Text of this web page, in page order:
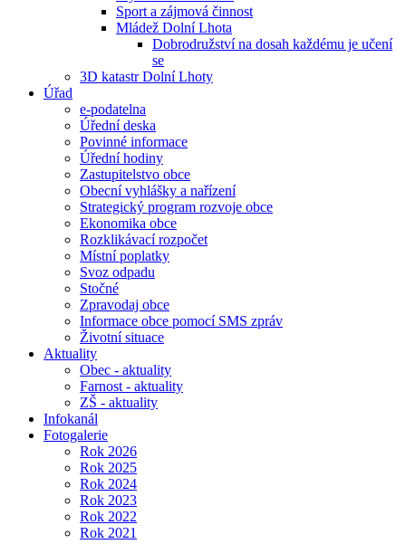
Sport a zájmová činnost
Mládež Dolní Lhota
Dobrodružství na dosah každému je učení
se
3D katastr Dolní Lhoty
Úřad
e-podatelna
Úřední deska
Povinné informace
Úřední hodiny
Zastupitelstvo obce
Obecní vyhlášky a nařízení
Strategický program rozvoje obce
Ekonomika obce
Rozklikávací rozpočet
Místní poplatky
Svoz odpadu
Stočné
Zpravodaj obce
Informace obce pomocí SMS zpráv
Životní situace
Aktuality
Obec - aktuality
Farnost - aktuality
ZŠ - aktuality
Infokanál
Fotogalerie
Rok 2026
Rok 2025
Rok 2024
Rok 2023
Rok 2022
Rok 2021